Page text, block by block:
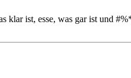
klar ist, esse, was gar ist und